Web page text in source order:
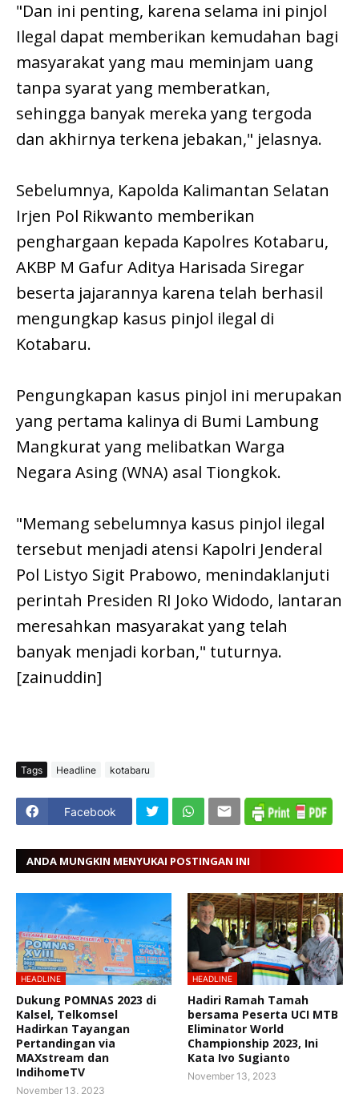
"Dan ini penting, karena selama ini pinjol
Ilegal dapat memberikan kemudahan bagi
masyarakat yang mau meminjam uang
tanpa syarat yang memberatkan,
sehingga banyak mereka yang tergoda
dan akhirnya terkena jebakan," jelasnya.
Sebelumnya, Kapolda Kalimantan Selatan
Irjen Pol Rikwanto memberikan
penghargaan kepada Kapolres Kotabaru,
AKBP M Gafur Aditya Harisada Siregar
beserta jajarannya karena telah berhasil
mengungkap kasus pinjol ilegal di
Kotabaru.
Pengungkapan kasus pinjol ini merupakan
yang pertama kalinya di Bumi Lambung
Mangkurat yang melibatkan Warga
Negara Asing (WNA) asal Tiongkok.
"Memang sebelumnya kasus pinjol ilegal
tersebut menjadi atensi Kapolri Jenderal
Pol Listyo Sigit Prabowo, menindaklanjuti
perintah Presiden RI Joko Widodo, lantaran
meresahkan masyarakat yang telah
banyak menjadi korban," tuturnya.
[zainuddin]
Tags Headline kotabaru
Facebook
ANDA MUNGKIN MENYUKAI POSTINGAN INI
HEADLINE
Dukung POMNAS 2023 di
Kalsel, Telkomsel
Hadirkan Tayangan
Pertandingan via
MAXstream dan
IndihomeTV
November 13, 2023
HEADLINE
Hadiri Ramah Tamah
bersama Peserta UCI MTB
Eliminator World
Championship 2023, Ini
Kata Ivo Sugianto
November 13, 2023